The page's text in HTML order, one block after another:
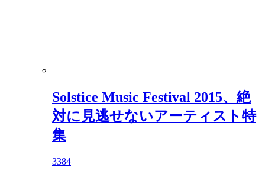
Solstice Music Festival 2015、絶
対に見逃せないアーティスト特
集
3384